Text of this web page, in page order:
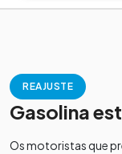
REAJUSTE
Gasolina
Os motoristas que